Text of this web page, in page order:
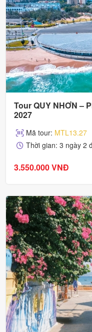
Tour QUY NHƠN –
2027
Mã tour: MTL13.27
Thời gian: 3 ngày 2
3.550.000 VNĐ